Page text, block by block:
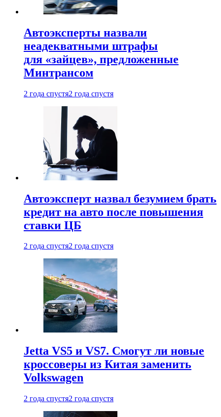
Автоэксперты назвали
неадекватными штрафы
для «зайцев», предложенные
Минтрансом
2 года спустя2 года спустя
Автоэксперт назвал безумием брать
кредит на авто после повышения
ставки ЦБ
2 года спустя2 года спустя
Jetta VS5 и VS7. Смогут ли новые
кроссоверы из Китая заменить
Volkswagen
2 года спустя2 года спустя